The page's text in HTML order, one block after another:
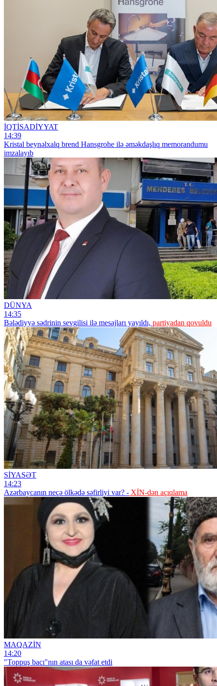
İQTİSADİYYAT
14:39
Kristal beynəlxalq brend Hansgrohe ilə əməkdaşlıq memorandumu
imzalayıb
DÜNYA
14:35
Bələdiyyə sədrinin sevgilisi ilə mesajları yayıldı, partiyadan qovuldu
SİYASƏT
14:23
Azərbaycanın neçə ölkədə səfirliyi var? - XİN-dən açıqlama
MAQAZİN
14:20
"Toppuş bacı"nın atası da vəfat etdi